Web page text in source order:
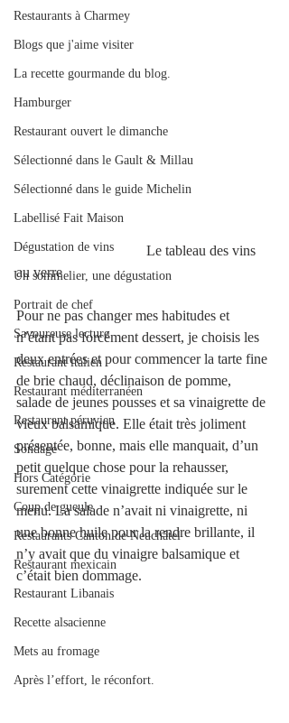
Restaurants à Charmey
Blogs que j'aime visiter
La recette gourmande du blog.
Hamburger
Restaurant ouvert le dimanche
Sélectionné dans le Gault & Millau
Sélectionné dans le guide Michelin
Labellisé Fait Maison
Dégustation de vins
Un sommelier, une dégustation
Portrait de chef
Savoureuse lecture
Restaurant italien
Restaurant méditerranéen
Restaurant péruvien
Sondage
Hors Catégorie
Coup de gueule
Restaurants Canton de Neuchâtel
Restaurant mexicain
Restaurant Libanais
Recette alsacienne
Mets au fromage
Après l’effort, le réconfort.
                                    Le tableau des vins
au verre
Pour ne pas changer mes habitudes et
n’étant pas forcément dessert, je choisis les
deux entrées et pour commencer la tarte fine
de brie chaud, déclinaison de pomme,
salade de jeunes pousses et sa vinaigrette de
vieux balsamique. Elle était très joliment
présentée, bonne, mais elle manquait, d’un
petit quelque chose pour la rehausser,
surement cette vinaigrette indiquée sur le
menu. La salade n’avait ni vinaigrette, ni
une bonne huile pour la rendre brillante, il
n’y avait que du vinaigre balsamique et
c’était bien dommage.